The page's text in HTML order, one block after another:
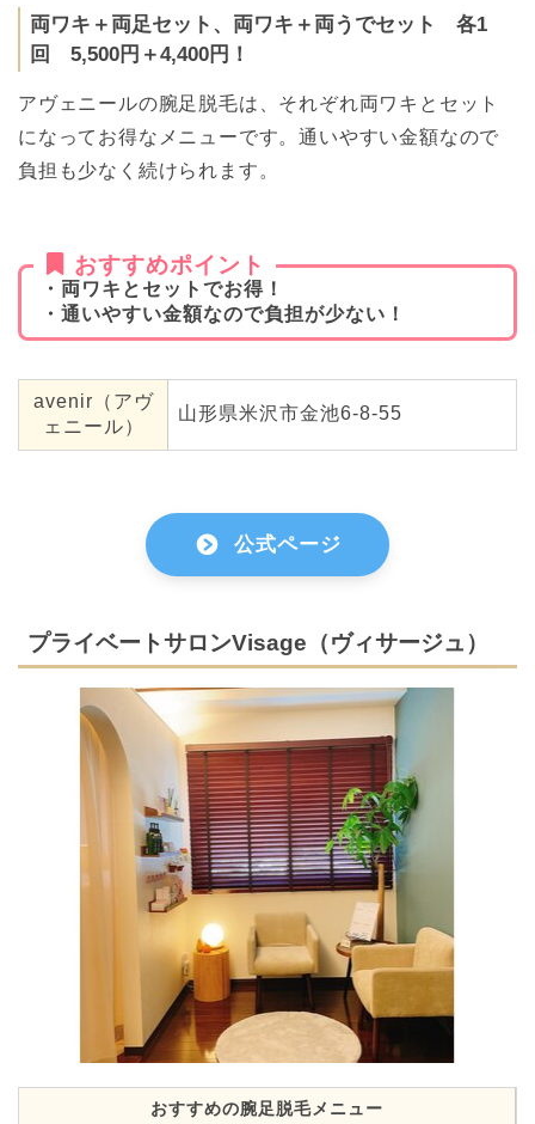
両ワキ＋両足セット、両ワキ＋両うでセット 各1
回 5,500円＋4,400円！
アヴェニールの腕足脱毛は、それぞれ両ワキとセット
になってお得なメニューです。通いやすい金額なので
負担も少なく続けられます。
おすすめポイント
・両ワキとセットでお得！
・通いやすい金額なので負担が少ない！
avenir（アヴ
ェニール）
山形県米沢市金池6-8-55
公式ページ
プライベートサロンVisage（ヴィサージュ）
おすすめの腕足脱毛メニュー